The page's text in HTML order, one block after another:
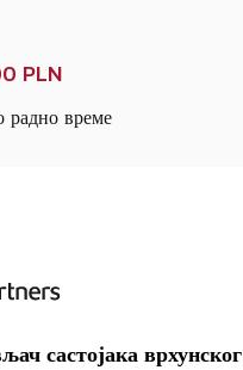
PLN
време
састојака врхунског